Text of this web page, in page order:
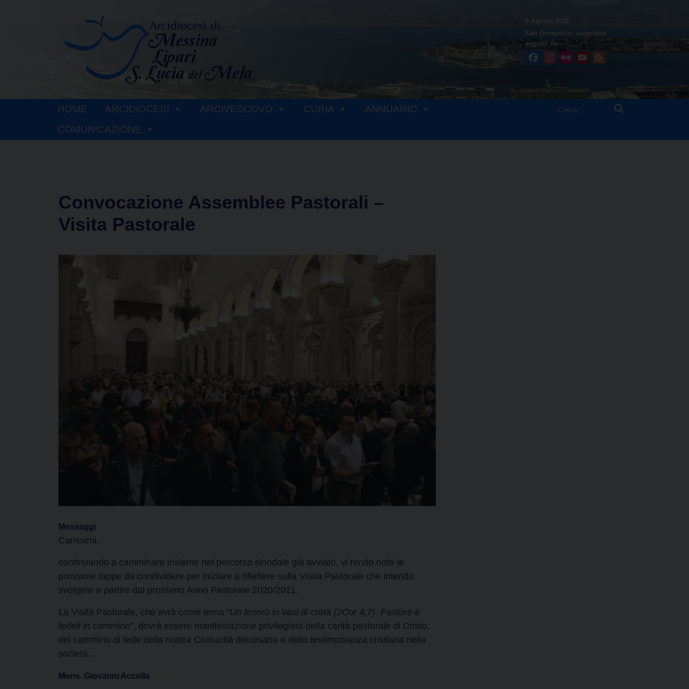
8 Agosto 2026
San Domenico, sacerdote
seguici su
FacebookInstagram
Flickr YouTube
HOME ARCIDIOCESI ARCIVESCOVO CURIA
ANNUARIO
COMUNICAZIONE
Convocazione Assemblee Pastorali –
Visita Pastorale
Messaggi
Carissimi,
continuando a camminare insieme nel percorso sinodale già avviato, vi rendo note le
prossime tappe da condividere per iniziare a riflettere sulla Visita Pastorale che intendo
svolgere a partire dal prossimo Anno Pastorale 2020/2021.
La Visita Pastorale, che avrà come tema “Un tesoro in vasi di creta (2Cor 4,7). Pastore e
fedeli in cammino”, dovrà essere manifestazione privilegiata della carità pastorale di Cristo,
del cammino di fede della nostra Comunità diocesana e della testimonianza cristiana nella
società…
Mons. Giovanni Accolla